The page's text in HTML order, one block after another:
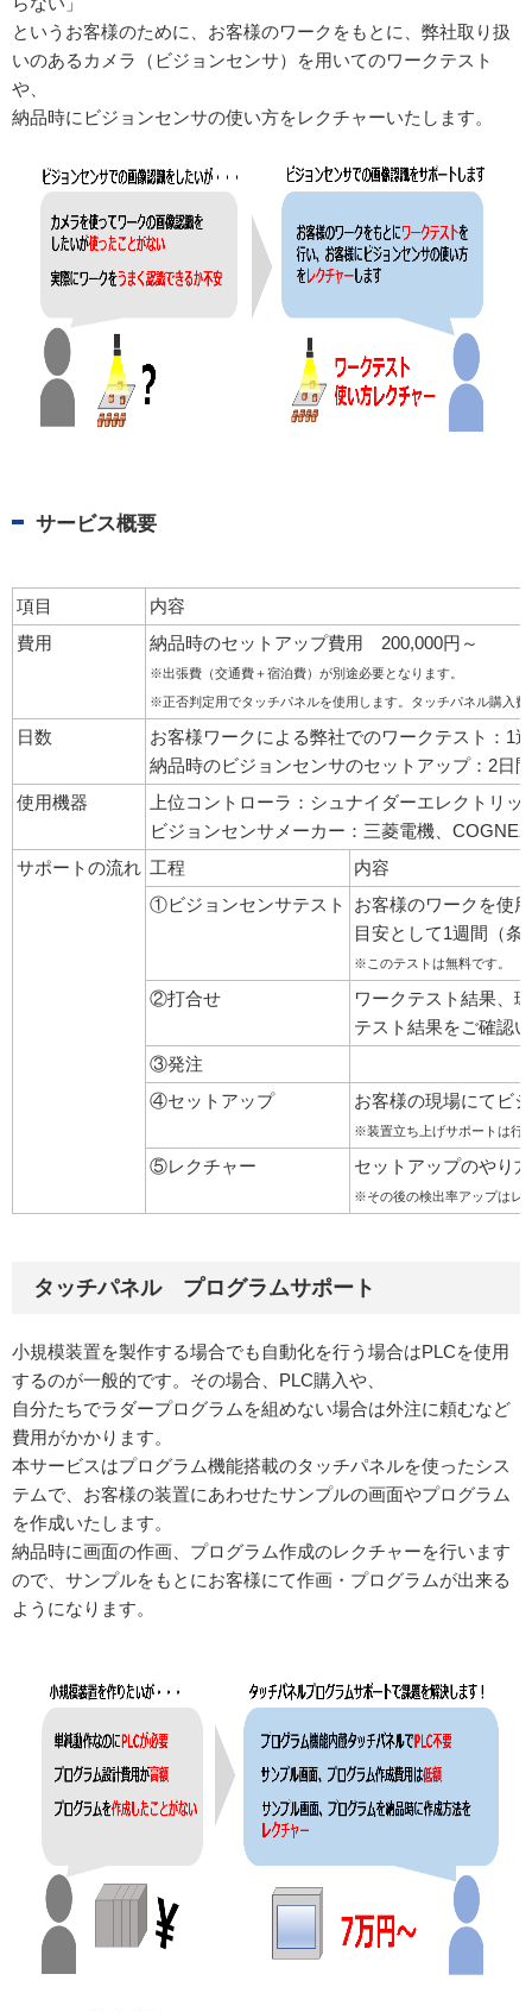
というお客様のために、お客様のワークをもとに、弊社取り扱
いのあるカメラ（ビジョンセンサ）を用いてのワークテスト
や、
納品時にビジョンセンサの使い方をレクチャーいたします。
サービス概要
項目
内容
費用
納品時のセットアップ費用 200,000円～
※出張費（交通費＋宿泊費）が別途必要となります。
※正否判定用でタッチパネルを使用します。タッチパネル購入費
日数
お客様ワークによる弊社でのワークテスト：1
納品時のビジョンセンサのセットアップ：2日間
使用機器
上位コントローラ：シュナイダーエレクトリッ
ビジョンセンサメーカー：三菱電機、COGNEX
サポートの流れ 工程
内容
①ビジョンセンサテスト
お客様のワークを使
目安として1週間（
※このテストは無料です。
②打合せ
ワークテスト結果、
テスト結果をご確認
③発注
④セットアップ
お客様の現場にてビ
※装置立ち上げサポートは行
⑤レクチャー セットアップのやり
※その後の検出率アップはレ
タッチパネル プログラムサポート
小規模装置を製作する場合でも自動化を行う場合はPLCを使用
するのが一般的です。その場合、PLC購入や、
自分たちでラダープログラムを組めない場合は外注に頼むなど
費用がかかります。
本サービスはプログラム機能搭載のタッチパネルを使ったシス
テムで、お客様の装置にあわせたサンプルの画面やプログラム
を作成いたします。
納品時に画面の作画、プログラム作成のレクチャーを行います
ので、サンプルをもとにお客様にて作画・プログラムが出来る
ようになります。